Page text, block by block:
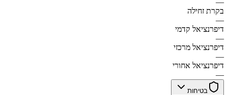
בקרת זחילה
—
דיפרנציאל קדמי
—
דיפרנציאל מרכזי
—
דיפרנציאל אחורי
—
בטיחות